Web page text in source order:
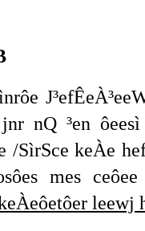
nQ ³en
/SìrSce keÀe
mes
leewj